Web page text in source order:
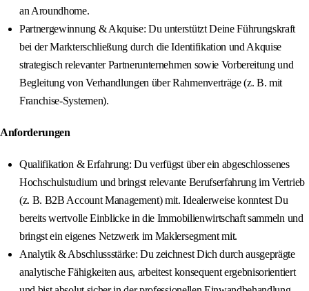
an Aroundhome.
Partnergewinnung & Akquise: Du unterstützt Deine Führungskraft
bei der Markterschließung durch die Identifikation und Akquise
strategisch relevanter Partnerunternehmen sowie Vorbereitung und
Begleitung von Verhandlungen über Rahmenverträge (z. B. mit
Franchise-Systemen).
Anforderungen
Qualifikation & Erfahrung: Du verfügst über ein abgeschlossenes
Hochschulstudium und bringst relevante Berufserfahrung im Vertrieb
(z. B. B2B Account Management) mit. Idealerweise konntest Du
bereits wertvolle Einblicke in die Immobilienwirtschaft sammeln und
bringst ein eigenes Netzwerk im Maklersegment mit.
Analytik & Abschlussstärke: Du zeichnest Dich durch ausgeprägte
analytische Fähigkeiten aus, arbeitest konsequent ergebnisorientiert